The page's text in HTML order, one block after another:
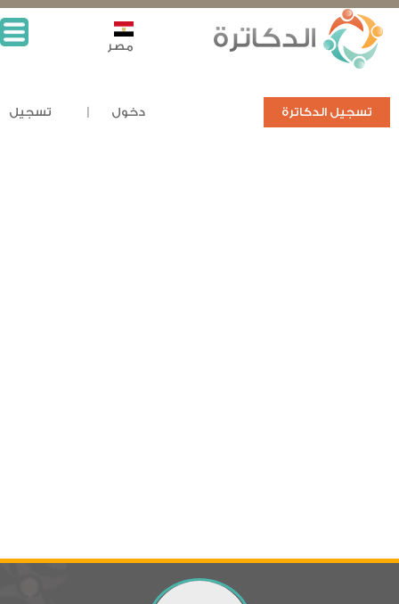
تسجيل الدكاترة دخول تسجيل
مصر